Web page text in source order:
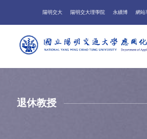
陽明交大 陽明交大理學院 永續博 網站
退休教授